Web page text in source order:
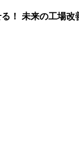
！ 未来の工場